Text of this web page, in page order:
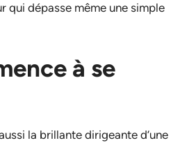
qui dépasse même une simple
à se
la brillante dirigeante d’une